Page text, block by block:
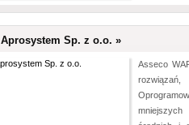
Aprosystem Sp. z o.o. »
Asseco